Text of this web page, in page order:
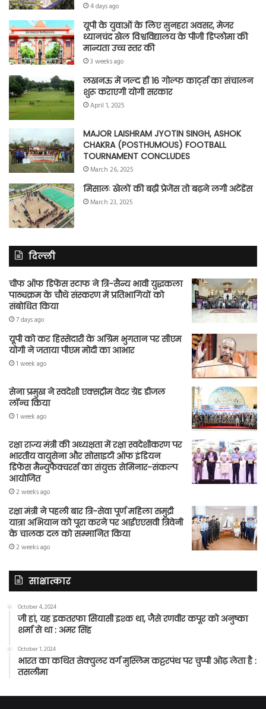
4 days ago
यूपी के युवाओं के लिए सुनहरा अवसर, मेजर
ध्यानचंद खेल विश्वविद्यालय के पीजी डिप्लोमा की
मान्यता उच्च स्तर की
3 weeks ago
लखनऊ में जल्द ही 16 गोल्फ कार्ट्स का संचालन
शुरू कराएगी योगी सरकार
April 1, 2025
MAJOR LAISHRAM JYOTIN SINGH, ASHOK
CHAKRA (POSTHUMOUS) FOOTBALL
TOURNAMENT CONCLUDES
March 26, 2025
मिसालः खेलों की बढ़ी प्रेजेंस तो बढ़ने लगी अटेंडेंस
March 23, 2025
दिल्ली
चीफ ऑफ डिफेंस स्टाफ ने त्रि-सैन्य भावी युद्धकला
पाठ्यक्रम के चौथे संस्करण में प्रतिभागियों को
संबोधित किया
7 days ago
यूपी को कर हिस्सेदारी के अग्रिम भुगतान पर सीएम
योगी ने जताया पीएम मोदी का आभार
1 week ago
सेना प्रमुख ने स्वदेशी एक्सट्रीम वेदर ग्रेड डीजल
लॉन्च किया
1 week ago
रक्षा राज्य मंत्री की अध्यक्षता में रक्षा स्वदेशीकरण पर
भारतीय वायुसेना और सोसाइटी ऑफ इंडियन
डिफेंस मैन्युफैक्चरर्स का संयुक्त सेमिनार-संकल्प
आयोजित
2 weeks ago
रक्षा मंत्री ने पहली बार त्रि-सेवा पूर्ण महिला समुद्री
यात्रा अभियान को पूरा करने पर आईएएसवी त्रिवेनी
के चालक दल को सम्मानित किया
2 weeks ago
साक्षात्कार
October 4, 2024
जी हां, यह इकतरफा सियासी इश्क था, जैसे रणवीर कपूर को अनुष्का
शर्मा से था : अमर सिंह
October 1, 2024
भारत का कथित सेक्युलर वर्ग मुस्लिम कट्टरपंथ पर चुप्पी ओढ़ लेता है :
तसलीमा